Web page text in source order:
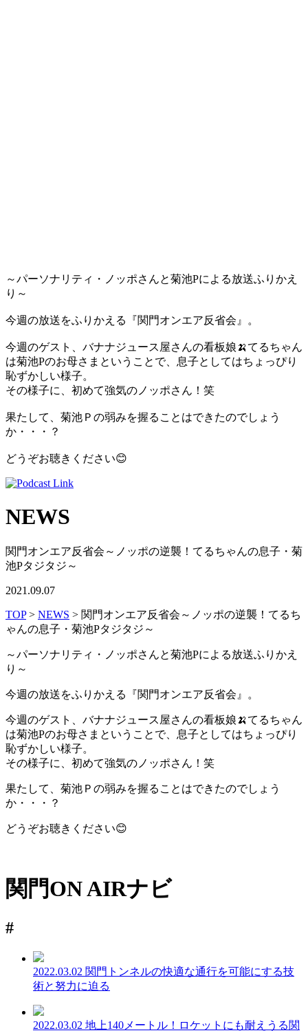
～パーソナリティ・ノッポさんと菊池Pによる放送ふりかえ
り～
今週の放送をふりかえる『関門オンエア反省会』。
今週のゲスト、バナナジュース屋さんの看板娘🍌てるちゃん
は菊池Pのお母さまということで、息子としてはちょっぴり
恥ずかしい様子。
その様子に、初めて強気のノッポさん！笑
果たして、菊池Ｐの弱みを握ることはできたのでしょう
か・・・？
どうぞお聴きください😊
NEWS
関門オンエア反省会～ノッポの逆襲！てるちゃんの息子・菊
池Pタジタジ～
2021.09.07
TOP> NEWS > 関門オンエア反省会～ノッポの逆襲！てるち
ゃんの息子・菊池Pタジタジ～
～パーソナリティ・ノッポさんと菊池Pによる放送ふりかえ
り～
今週の放送をふりかえる『関門オンエア反省会』。
今週のゲスト、バナナジュース屋さんの看板娘🍌てるちゃん
は菊池Pのお母さまということで、息子としてはちょっぴり
恥ずかしい様子。
その様子に、初めて強気のノッポさん！笑
果たして、菊池Ｐの弱みを握ることはできたのでしょう
か・・・？
どうぞお聴きください😊
関門ON AIRナビ
#
2022.03.02 関門トンネルの快適な通行を可能にする技
術と努力に迫る
2022.03.02 地上140メートル！ロケットにも耐えうる関